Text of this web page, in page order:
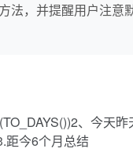
法，并提醒用户注意
、今天
距今6个月总结